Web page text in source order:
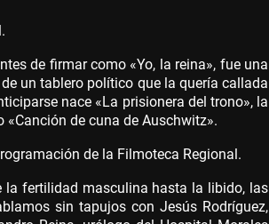
de firmar como «Yo, la reina», fue una
un tablero político que la quería callada
nace «La prisionera del trono», la
de cuna de Auschwitz».
de la Filmoteca Regional.
la fertilidad masculina hasta la libido, las
sin tapujos con Jesús Rodríguez,